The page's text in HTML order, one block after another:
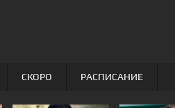
СКОРО РАСПИСАНИЕ